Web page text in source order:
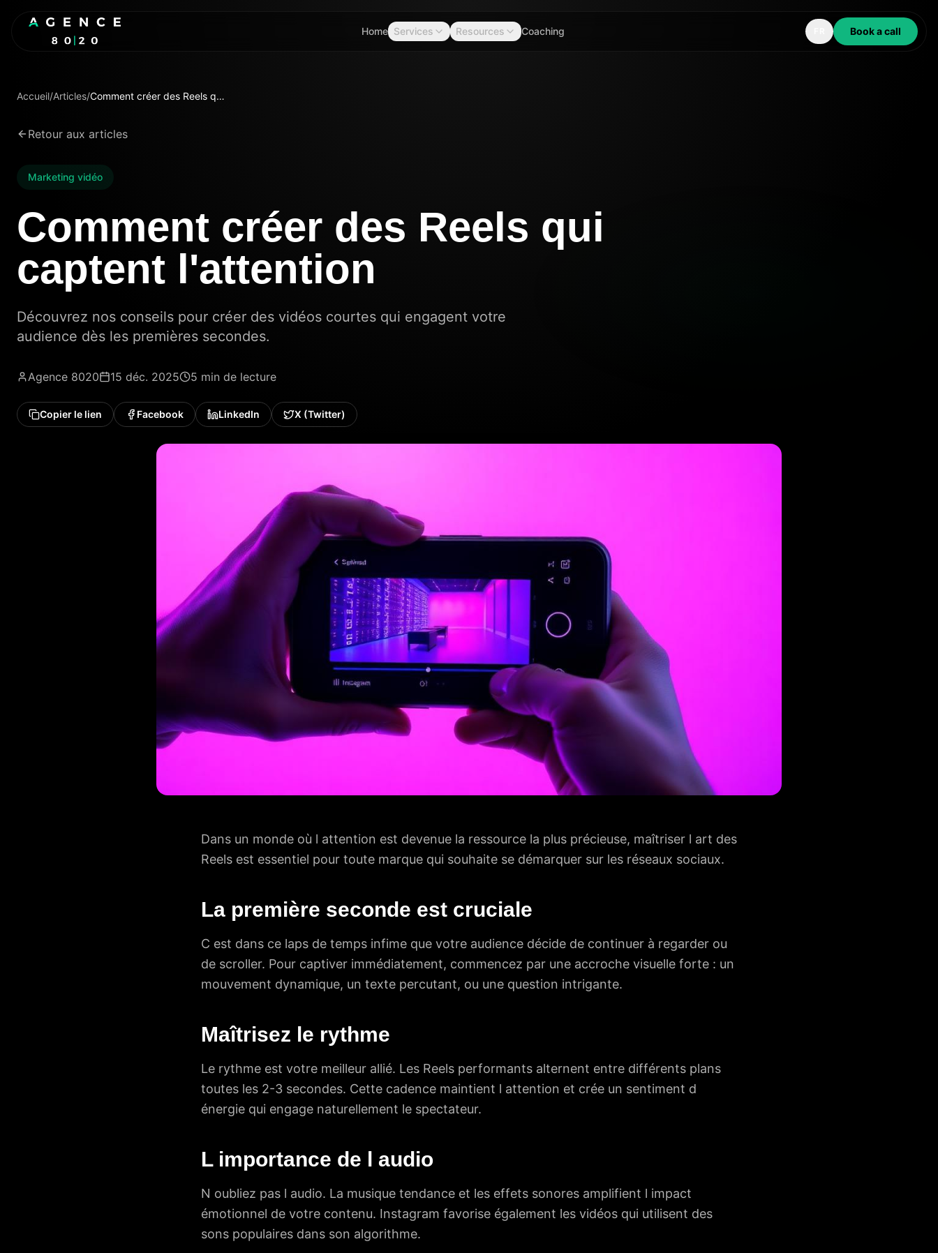
Home Services Resources Coaching Book a call
Accueil/Articles/ Comment créer des Reels qui captent l'attention
Retour aux articles
Marketing vidéo
Comment créer des Reels qui
captent l'attention
Découvrez nos conseils pour créer des vidéos courtes qui engagent votre
audience dès les premières secondes.
Agence 8020 15 déc. 2025 5 min de lecture
Copier le lien Facebook LinkedIn X (Twitter)
Dans un monde où l attention est devenue la ressource la plus précieuse, maîtriser l art des
Reels est essentiel pour toute marque qui souhaite se démarquer sur les réseaux sociaux.
La première seconde est cruciale
C est dans ce laps de temps infime que votre audience décide de continuer à regarder ou
de scroller. Pour captiver immédiatement, commencez par une accroche visuelle forte : un
mouvement dynamique, un texte percutant, ou une question intrigante.
Maîtrisez le rythme
Le rythme est votre meilleur allié. Les Reels performants alternent entre différents plans
toutes les 2-3 secondes. Cette cadence maintient l attention et crée un sentiment d
énergie qui engage naturellement le spectateur.
L importance de l audio
N oubliez pas l audio. La musique tendance et les effets sonores amplifient l impact
émotionnel de votre contenu. Instagram favorise également les vidéos qui utilisent des
sons populaires dans son algorithme.